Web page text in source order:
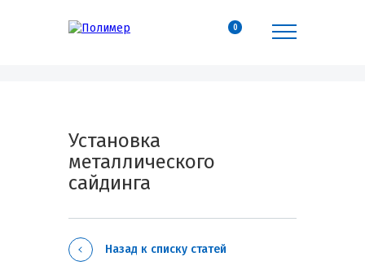
0
Установка
металлического
сайдинга
Назад к списку статей